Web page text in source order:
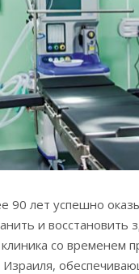
90 лет успешно
и восстановить
со временем